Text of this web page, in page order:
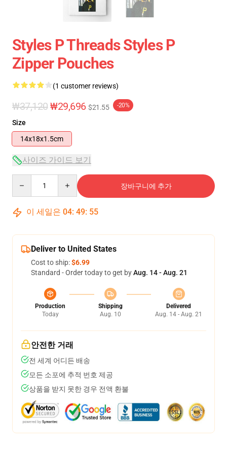
Styles P Threads Styles P
Zipper Pouches
(1 customer reviews)
₩37,120₩29,696 $21.55 -20%
Size
14x18x1.5cm
사이즈 가이드 보기
장바구니에 추가
이 세일은 04: 49: 54
Deliver to United States
Cost to ship:$6.99
Standard - Order today to get byAug. 14 - Aug. 21
Production
Today
Shipping
Aug. 10
Delivered
Aug. 14 - Aug. 21
안전한 거래
전 세계 어디든 배송
모든 소포에 추적 번호 제공
상품을 받지 못한 경우 전액 환불